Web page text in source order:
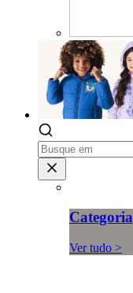
Categoria
Ver tudo >